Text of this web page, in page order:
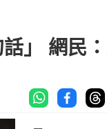
」 網民：